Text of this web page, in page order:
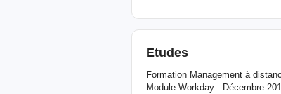
Etudes
Formation Management à
Module Workday : Décembre